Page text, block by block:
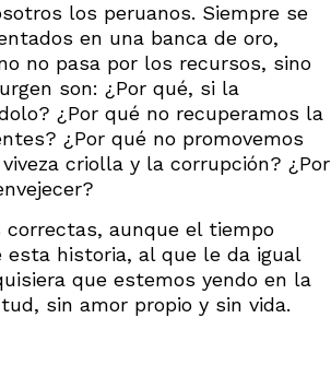
los peruanos. Siempre se
en una banca de oro,
no pasa por los recursos, sino
son: ¿Por qué, si la
¿Por qué no recuperamos la
¿Por qué no promovemos
criolla y la corrupción? ¿Por
aunque el tiempo
esta historia, al que le da igual
que estemos yendo en la
sin amor propio y sin vida.